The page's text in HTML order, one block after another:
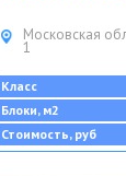
Московская
1
Класс
Блоки, м2
Стоимость, руб